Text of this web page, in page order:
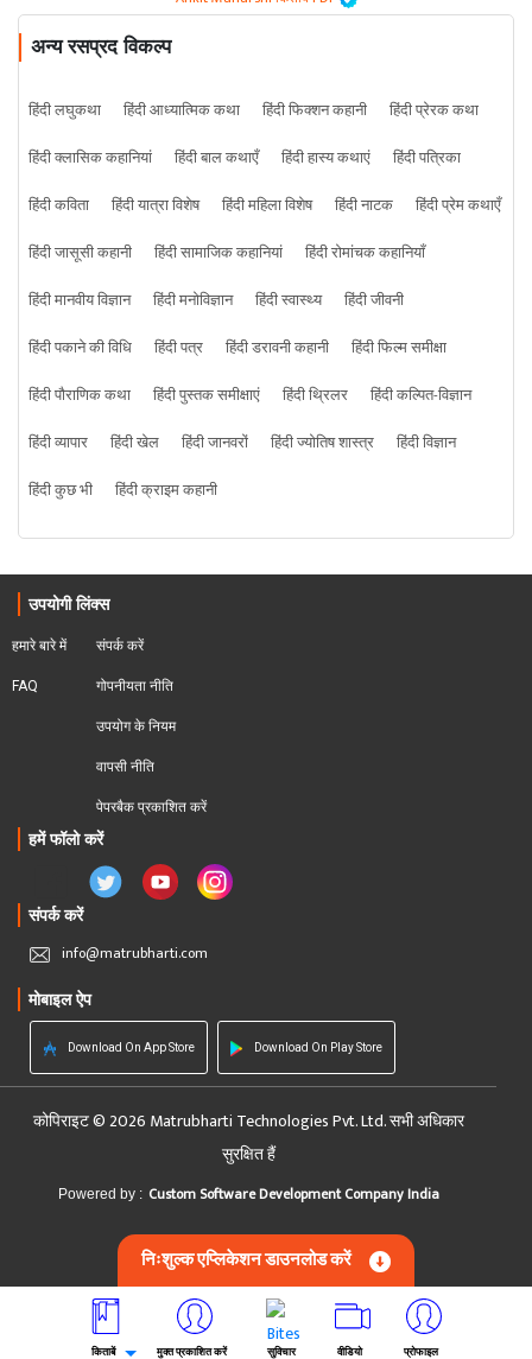
अन्य रसप्रद विकल्प
हिंदी लघुकथा हिंदी आध्यात्मिक कथा हिंदी फिक्शन कहानी
हिंदी प्रेरक कथा
हिंदी क्लासिक कहानियां
हिंदी बाल कथाएँ हिंदी हास्य कथाएं
हिंदी पत्रिका
हिंदी कविता
हिंदी यात्रा विशेष हिंदी महिला विशेष हिंदी नाटक
हिंदी प्रेम कथाएँ
हिंदी जासूसी कहानी
हिंदी सामाजिक कहानियां
हिंदी रोमांचक कहानियाँ
हिंदी मानवीय विज्ञान
हिंदी मनोविज्ञान हिंदी स्वास्थ्य
हिंदी जीवनी
हिंदी पकाने की विधि
हिंदी पत्र हिंदी डरावनी कहानी
हिंदी फिल्म समीक्षा
हिंदी पौराणिक कथा
हिंदी पुस्तक समीक्षाएं हिंदी थ्रिलर
हिंदी कल्पित-विज्ञान
हिंदी व्यापार
हिंदी खेल हिंदी जानवरों हिंदी ज्योतिष शास्त्र
हिंदी विज्ञान
हिंदी कुछ भी
हिंदी क्राइम कहानी
उपयोगी लिंक्स
हमारे बारे में
FAQ
संपर्क करें
गोपनीयता नीति
उपयोग के नियम
वापसी नीति
पेपरबैक प्रकाशित करें
हमें फॉलो करें
संपर्क करें
info@matrubharti.com
मोबाइल ऐप
Download On App Store Download On Play Store
कोपिराइट © 2026 Matrubharti Technologies Pvt. Ltd. सभी अधिकार
सुरक्षित हैं
Powered by : Custom Software Development Company India
निःशुल्क एप्लिकेशन डाउनलोड करें
किताबें मुक्त प्रकाशित करें सुविचार वीडियो प्रोफाइल